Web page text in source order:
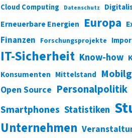
Cloud Computing Datenschutz
Erneuerbare Energien Europa
Finanzen Forschungsprojekte
IT-Sicherheit Know-how
Konsumenten Mittelstand
Open Source Personalpolitik
Smartphones Statistiken
Unternehmen